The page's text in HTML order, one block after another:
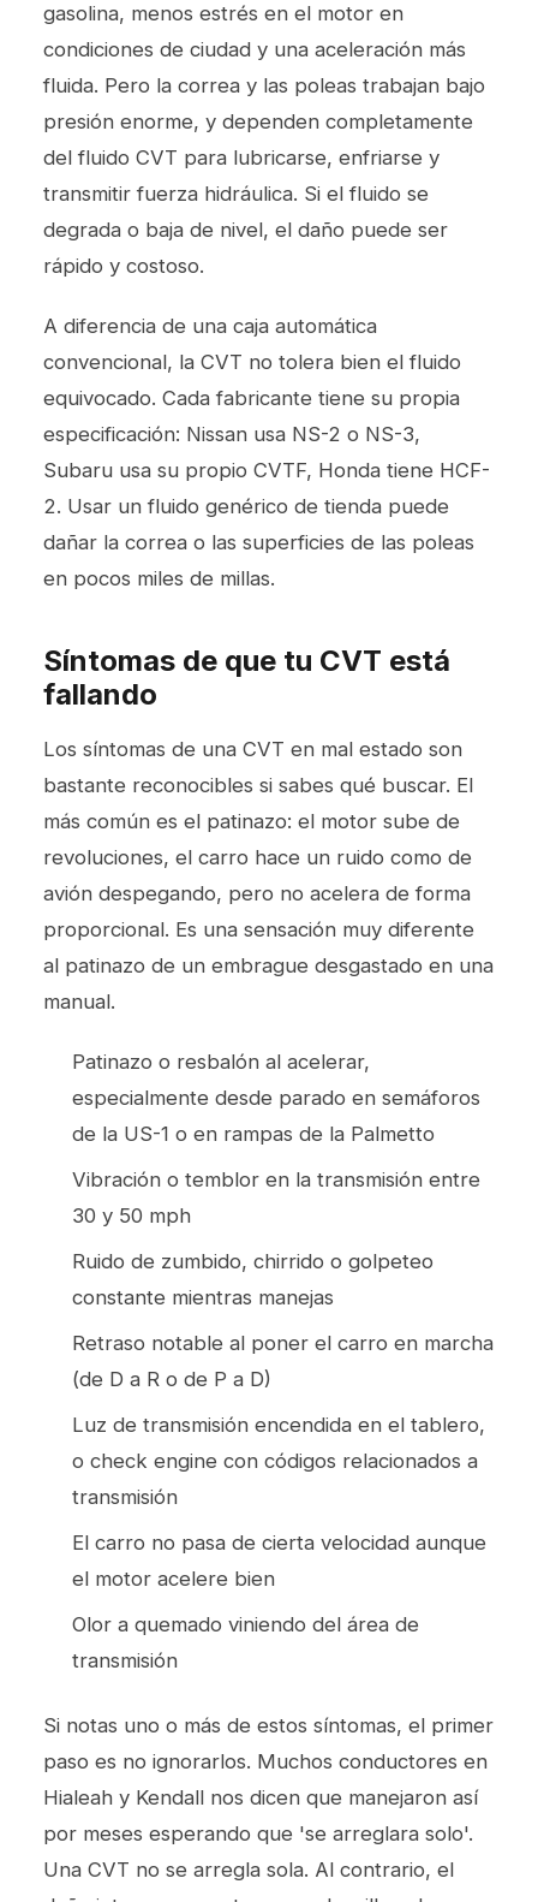
gasolina, menos estrés en el motor en
condiciones de ciudad y una aceleración más
fluida. Pero la correa y las poleas trabajan bajo
presión enorme, y dependen completamente
del fluido CVT para lubricarse, enfriarse y
transmitir fuerza hidráulica. Si el fluido se
degrada o baja de nivel, el daño puede ser
rápido y costoso.
A diferencia de una caja automática
convencional, la CVT no tolera bien el fluido
equivocado. Cada fabricante tiene su propia
especificación: Nissan usa NS-2 o NS-3,
Subaru usa su propio CVTF, Honda tiene HCF-
2. Usar un fluido genérico de tienda puede
dañar la correa o las superficies de las poleas
en pocos miles de millas.
Síntomas de que tu CVT está
fallando
Los síntomas de una CVT en mal estado son
bastante reconocibles si sabes qué buscar. El
más común es el patinazo: el motor sube de
revoluciones, el carro hace un ruido como de
avión despegando, pero no acelera de forma
proporcional. Es una sensación muy diferente
al patinazo de un embrague desgastado en una
manual.
Patinazo o resbalón al acelerar,
especialmente desde parado en semáforos
de la US-1 o en rampas de la Palmetto
Vibración o temblor en la transmisión entre
30 y 50 mph
Ruido de zumbido, chirrido o golpeteo
constante mientras manejas
Retraso notable al poner el carro en marcha
(de D a R o de P a D)
Luz de transmisión encendida en el tablero,
o check engine con códigos relacionados a
transmisión
El carro no pasa de cierta velocidad aunque
el motor acelere bien
Olor a quemado viniendo del área de
transmisión
Si notas uno o más de estos síntomas, el primer
paso es no ignorarlos. Muchos conductores en
Hialeah y Kendall nos dicen que manejaron así
por meses esperando que 'se arreglara solo'.
Una CVT no se arregla sola. Al contrario, el